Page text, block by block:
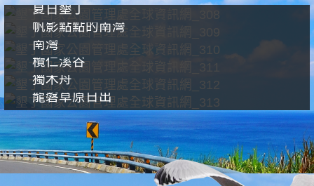
夏日墾丁
帆影點點的南灣
南灣
欖仁溪谷
獨木舟
龍磐草原日出